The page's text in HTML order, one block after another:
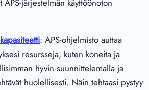
APS-järjestelmän käyttöönoton
: APS-ohjelmisto auttaa
resursseja, kuten koneita ja
hyvin suunnittelemalla ja
huolellisesti. Näin tehtaasi pystyy